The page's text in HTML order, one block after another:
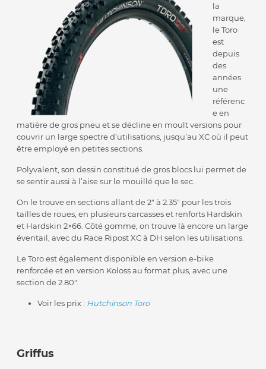
la
marque,
le Toro
est
depuis
des
années
une
référenc
e en
matière de gros pneu et se décline en moult versions pour
couvrir un large spectre d’utilisations, jusqu’au XC où il peut
être employé en petites sections.
Polyvalent, son dessin constitué de gros blocs lui permet de
se sentir aussi à l’aise sur le mouillé que le sec.
On le trouve en sections allant de 2″ à 2.35″ pour les trois
tailles de roues, en plusieurs carcasses et renforts Hardskin
et Hardskin 2×66. Côté gomme, on trouve là encore un large
éventail, avec du Race Ripost XC à DH selon les utilisations.
Le Toro est également disponible en version e-bike
renforcée et en version Koloss au format plus, avec une
section de 2.80″.
Voir les prix : Hutchinson Toro
Griffus